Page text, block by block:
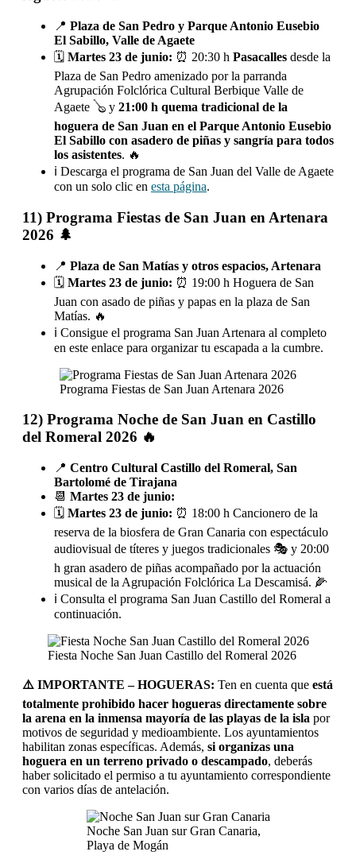
📍 Plaza de San Pedro y Parque Antonio Eusebio
El Sabillo, Valle de Agaete
🗓️ Martes 23 de junio: ⏰ 20:30 h Pasacalles desde la
Plaza de San Pedro amenizado por la parranda
Agrupación Folclórica Cultural Berbique Valle de
Agaete 🪕 y 21:00 h quema tradicional de la
hoguera de San Juan en el Parque Antonio Eusebio
El Sabillo con asadero de piñas y sangría para todos
los asistentes. 🔥
ℹ️ Descarga el programa de San Juan del Valle de Agaete
con un solo clic en esta página.
11) Programa Fiestas de San Juan en Artenara
2026 🌲
📍 Plaza de San Matías y otros espacios, Artenara
🗓️ Martes 23 de junio: ⏰ 19:00 h Hoguera de San
Juan con asado de piñas y papas en la plaza de San
Matías. 🔥
ℹ️ Consigue el programa San Juan Artenara al completo
en este enlace para organizar tu escapada a la cumbre.
Programa Fiestas de San Juan Artenara 2026
12) Programa Noche de San Juan en Castillo
del Romeral 2026 🔥
📍 Centro Cultural Castillo del Romeral, San
Bartolomé de Tirajana
📆 Martes 23 de junio:
🗓️ Martes 23 de junio: ⏰ 18:00 h Cancionero de la
reserva de la biosfera de Gran Canaria con espectáculo
audiovisual de títeres y juegos tradicionales 🎭 y 20:00
h gran asadero de piñas acompañado por la actuación
musical de la Agrupación Folclórica La Descamisá. 🌽
ℹ️ Consulta el programa San Juan Castillo del Romeral a
continuación.
Fiesta Noche San Juan Castillo del Romeral 2026
⚠️ IMPORTANTE – HOGUERAS: Ten en cuenta que está
totalmente prohibido hacer hogueras directamente sobre
la arena en la inmensa mayoría de las playas de la isla por
motivos de seguridad y medioambiente. Los ayuntamientos
habilitan zonas específicas. Además, si organizas una
hoguera en un terreno privado o descampado, deberás
haber solicitado el permiso a tu ayuntamiento correspondiente
con varios días de antelación.
Noche San Juan sur Gran Canaria,
Playa de Mogán